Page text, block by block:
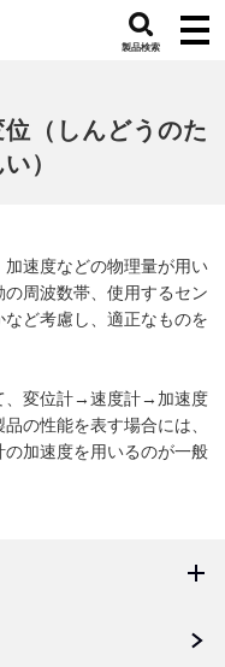
製品検索
（しんどうのた
）
速度などの物理量が用い
周波数帯、使用するセン
ど考慮し、適正なものを
、変位計→速度計→加速度
の性能を表す場合には、
加速度を用いるのが一般